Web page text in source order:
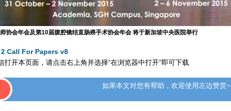
协会年会及第10届腹腔镜结直肠癌手术协会年会 将于新加坡中央医院举行
Call For Papers v8
打开本页面，请点击右上角并选择“在浏览器中打开”即可下载
如果本文对您有帮助，欢迎使用左边赞赏~